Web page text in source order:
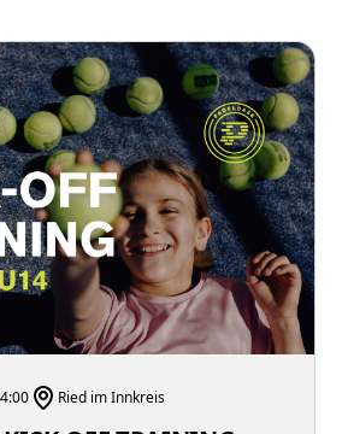
Ried im Innkreis